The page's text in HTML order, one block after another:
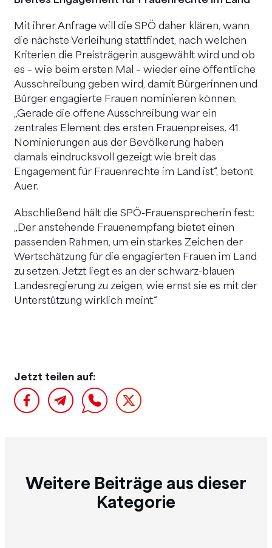
Mit ihrer Anfrage will die SPÖ daher klären, wann
die nächste Verleihung stattfindet, nach welchen
Kriterien die Preisträgerin ausgewählt wird und ob
es – wie beim ersten Mal – wieder eine öffentliche
Ausschreibung geben wird, damit Bürgerinnen und
Bürger engagierte Frauen nominieren können.
„Gerade die offene Ausschreibung war ein
zentrales Element des ersten Frauenpreises. 41
Nominierungen aus der Bevölkerung haben
damals eindrucksvoll gezeigt wie breit das
Engagement für Frauenrechte im Land ist“, betont
Auer.
Abschließend hält die SPÖ-Frauensprecherin fest:
„Der anstehende Frauenempfang bietet einen
passenden Rahmen, um ein starkes Zeichen der
Wertschätzung für die engagierten Frauen im Land
zu setzen. Jetzt liegt es an der schwarz-blauen
Landesregierung zu zeigen, wie ernst sie es mit der
Unterstützung wirklich meint.“
Jetzt teilen auf:
Weitere Beiträge aus dieser
Kategorie